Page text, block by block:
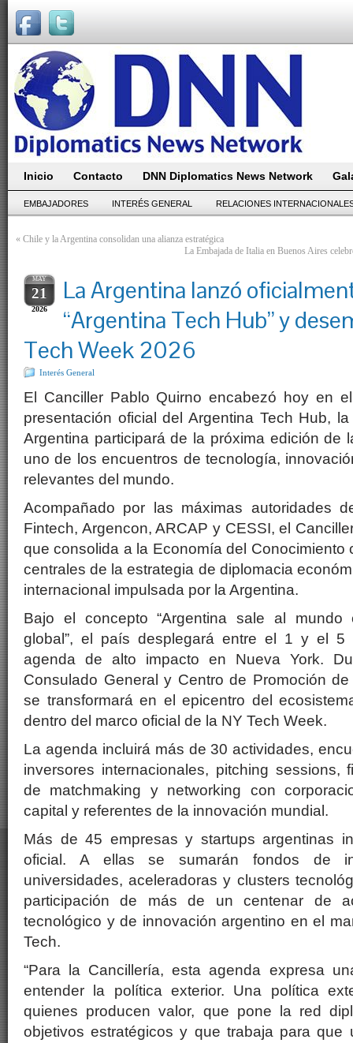
Inicio Contacto DNN Diplomatics News Network
EMBAJADORES INTERÉS GENERAL RELACIONES
« Chile y la Argentina consolidan una alianza estratégica
La Embajada de Italia en Buenos Aires
MAY
21
2026
La Argentina lanzó
“Argentina Tech Hub” y
Tech Week 2026
Interés General
El Canciller Pablo Quirno encabezó hoy en
presentación oficial del Argentina Tech Hub,
Argentina participará de la próxima edición de
uno de los encuentros de tecnología,
relevantes del mundo.
Acompañado por las máximas autoridades
Fintech, Argencon, ARCAP y CESSI, el
que consolida a la Economía del Conocimiento
centrales de la estrategia de diplomacia
internacional impulsada por la Argentina.
Bajo el concepto “Argentina sale al mundo
global”, el país desplegará entre el 1 y el
agenda de alto impacto en Nueva York.
Consulado General y Centro de Promoción
se transformará en el epicentro del
dentro del marco oficial de la NY Tech Week.
La agenda incluirá más de 30 actividades,
inversores internacionales, pitching sessions,
de matchmaking y networking con
capital y referentes de la innovación mundial.
Más de 45 empresas y startups argentinas
oficial. A ellas se sumarán fondos de
universidades, aceleradoras y clusters
participación de más de un centenar de
tecnológico y de innovación argentino en el
Tech.
“Para la Cancillería, esta agenda expresa
entender la política exterior. Una política
quienes producen valor, que pone la red
objetivos estratégicos y que trabaja para que